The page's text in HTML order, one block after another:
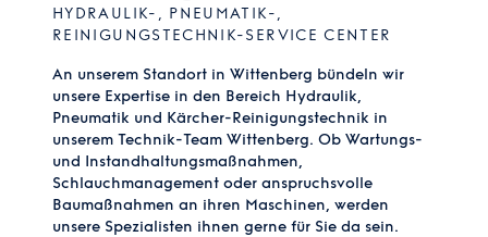
HYDRAULIK-, PNEUMATIK-,
REINIGUNGSTECHNIK-SERVICE CENTER
An unserem Standort in Wittenberg bündeln wir
unsere Expertise in den Bereich Hydraulik,
Pneumatik und Kärcher-Reinigungstechnik in
unserem Technik-Team Wittenberg. Ob Wartungs-
und Instandhaltungsmaßnahmen,
Schlauchmanagement oder anspruchsvolle
Baumaßnahmen an ihren Maschinen, werden
unsere Spezialisten ihnen gerne für Sie da sein.